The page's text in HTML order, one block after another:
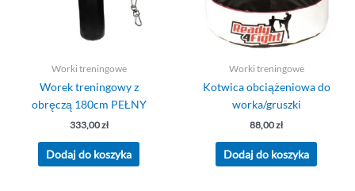
Worki treningowe
Worek treningowy z
obręczą 180cm PEŁNY
333,00zł
Dodaj do koszyka
Worki treningowe
Kotwica obciążeniowa do
worka/gruszki
88,00zł
Dodaj do koszyka